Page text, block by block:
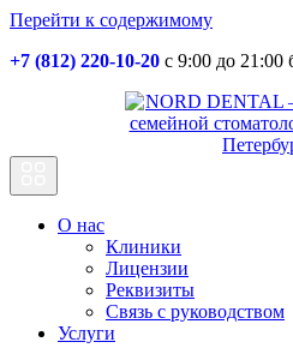
Перейти к содержимому
+7 (812) 220-10-20 с 9:00 до 21:00
Основная
навигация
О нас
Клиники
Лицензии
Реквизиты
Связь с руководством
Услуги